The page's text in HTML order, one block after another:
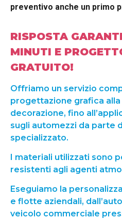
preventivo anche un primo
RISPOSTA
MINUTI E
GRATUITO!
Offriamo un servizio
progettazione grafica
decorazione, fino
sugli automezzi da parte
specializzato.
I materiali utilizzati sono
resistenti agli agenti
Eseguiamo la
e flotte aziendali,
veicolo commerciale